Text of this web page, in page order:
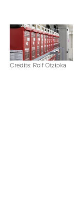
Credits: Rolf Otzipka